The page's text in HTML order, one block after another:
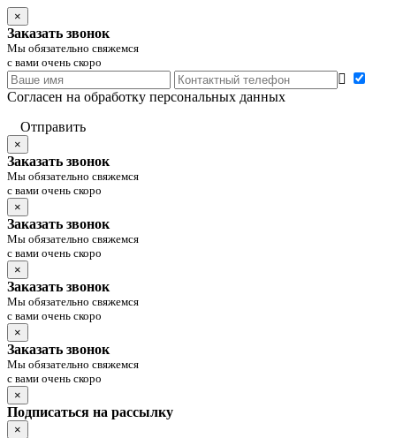
×
Заказать звонок
Мы обязательно свяжемся
с вами очень скоро
Согласен на обработку персональных данных
Отправить
×
Заказать звонок
Мы обязательно свяжемся
с вами очень скоро
×
Заказать звонок
Мы обязательно свяжемся
с вами очень скоро
×
Заказать звонок
Мы обязательно свяжемся
с вами очень скоро
×
Заказать звонок
Мы обязательно свяжемся
с вами очень скоро
×
Подписаться на рассылку
×